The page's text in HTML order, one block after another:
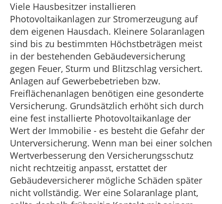
Viele Hausbesitzer installieren
Photovoltaikanlagen zur Stromerzeugung auf
dem eigenen Hausdach. Kleinere Solaranlagen
sind bis zu bestimmten Höchstbeträgen meist
in der bestehenden Gebäudeversicherung
gegen Feuer, Sturm und Blitzschlag versichert.
Anlagen auf Gewerbebetrieben bzw.
Freiflächenanlagen benötigen eine gesonderte
Versicherung. Grundsätzlich erhöht sich durch
eine fest installierte Photovoltaikanlage der
Wert der Immobilie - es besteht die Gefahr der
Unterversicherung. Wenn man bei einer solchen
Wertverbesserung den Versicherungsschutz
nicht rechtzeitig anpasst, erstattet der
Gebäudeversicherer mögliche Schäden später
nicht vollständig. Wer eine Solaranlage plant,